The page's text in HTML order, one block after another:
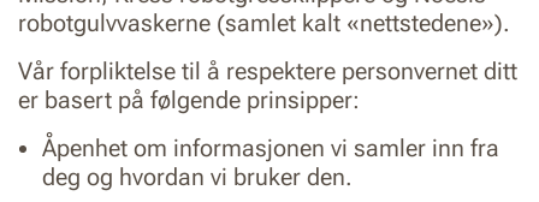
robotgulvvaskerne (samlet kalt «nettstedene»).
Vår forpliktelse til å respektere personvernet ditt
er basert på følgende prinsipper:
Åpenhet om informasjonen vi samler inn fra
deg og hvordan vi bruker den.